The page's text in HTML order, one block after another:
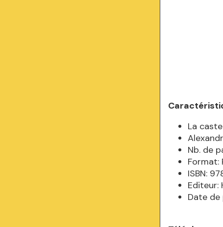
La
Nb. de
Format:
ISBN:
Editeur:
Date de